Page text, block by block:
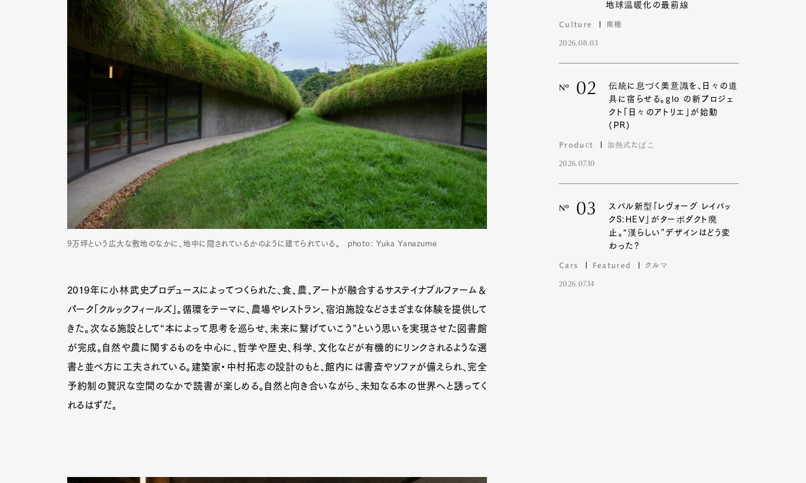
9万坪という広大な敷地のなかに、地中に隠されているかのように建てられている。 photo: Yuka Yanazume
2019年に小林武史プロデュースによってつくられた、食、農、アートが融合するサステイナブルファーム＆
パーク「クルックフィールズ」。循環をテーマに、農場やレストラン、宿泊施設などさまざまな体験を提供して
きた。次なる施設として“本によって思考を巡らせ、未来に繋げていこう”という思いを実現させた図書館
が完成。自然や農に関するものを中心に、哲学や歴史、科学、文化などが有機的にリンクされるような選
書と並べ方に工夫されている。建築家・中村拓志の設計のもと、館内には書斎やソファが備えられ、完全
予約制の贅沢な空間のなかで読書が楽しめる。自然と向き合いながら、未知なる本の世界へと誘ってく
れるはずだ。
地球温暖化の最前線
Culture 南極
2026.08.03
Nº 02
伝統に息づく美意識を、日々の道
具に宿らせる。glo の新プロジェ
クト「日々のアトリエ」が始動
(PR)
Product 加熱式たばこ
2026.07.10
Nº 03
スバル新型「レヴォーグ レイバッ
クS:HEV」がターボダクト廃
止。“漢らしい”デザインはどう変
わった?
Cars Featured クルマ
2026.07.14